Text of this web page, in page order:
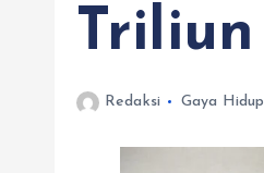
Triliun
Redaksi Gaya Hidup